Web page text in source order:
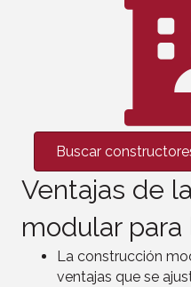
Buscar
Ventajas de
modular
La construcción
ventajas que se